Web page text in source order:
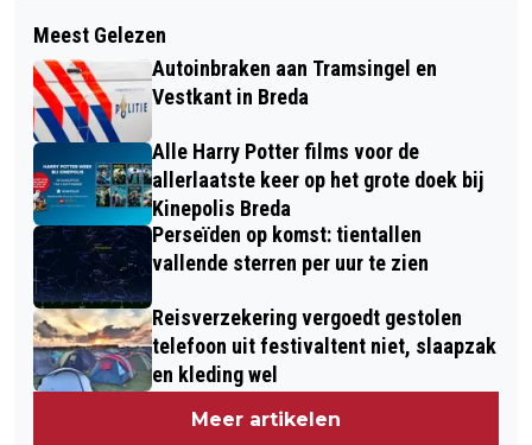
SURPLUS REIKT SPECIALE
BOEKEDITIE VAN ANNE-MEI THE UIT
OP DE DAG VAN DE ZORG
DEBUTERENDE DUETPARTNER VOOR
RENÉE VAN WEGBERG EN CHANNAH
HEWITT IN WOMAN IN LOVE
Meest Gelezen
Autoinbraken aan Tramsingel en
Vestkant in Breda
Alle Harry Potter films voor de
allerlaatste keer op het grote doek bij
Kinepolis Breda
Perseïden op komst: tientallen
vallende sterren per uur te zien
Reisverzekering vergoedt gestolen
telefoon uit festivaltent niet, slaapzak
en kleding wel
Meer artikelen